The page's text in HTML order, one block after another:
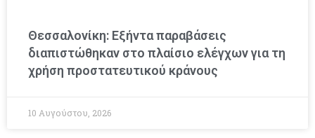
Θεσσαλονίκη: Εξήντα παραβάσεις
διαπιστώθηκαν στο πλαίσιο ελέγχων για τη
χρήση προστατευτικού κράνους
10 Αυγούστου, 2026